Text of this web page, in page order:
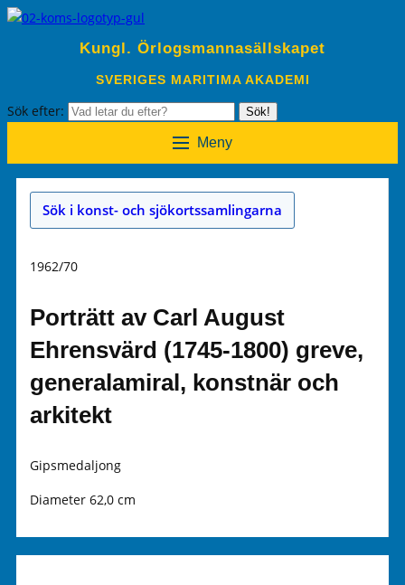
Kungl. Örlogsmannasällskapet
SVERIGES MARITIMA AKADEMI
Sök efter: Sök!
Meny
Sök i konst- och sjökortssamlingarna
1962/70
Porträtt av Carl August
Ehrensvärd (1745-1800) greve,
generalamiral, konstnär och
arkitekt
Gipsmedaljong
Diameter 62,0 cm